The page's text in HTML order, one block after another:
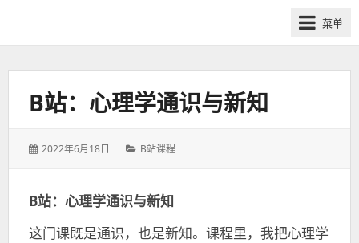
筹
群-
菜单
B站：心理学通识与新知
发
2022年6月18日
分
B站课程
B站：心理学通识与新知
这门课既是通识，也是新知。课程里，我把心理学